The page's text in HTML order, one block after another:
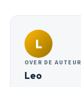
L
OVER DE AUTEUR
Leo